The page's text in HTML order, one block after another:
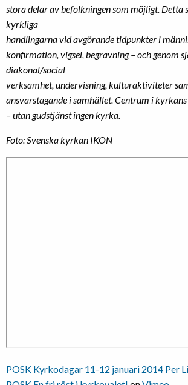
stora delar av befolkningen som möjligt. Detta
kyrkliga
handlingarna vid avgörande tidpunkter i
konfirmation, vigsel, begravning – och genom
diakonal/social
verksamhet, undervisning, kulturaktiviteter
ansvarstagande i samhället. Centrum i
– utangudstjänst ingen kyrka.
Foto: Svenska kyrkan IKON
POSK Kyrkodagar 11-12 januari 2014 Per